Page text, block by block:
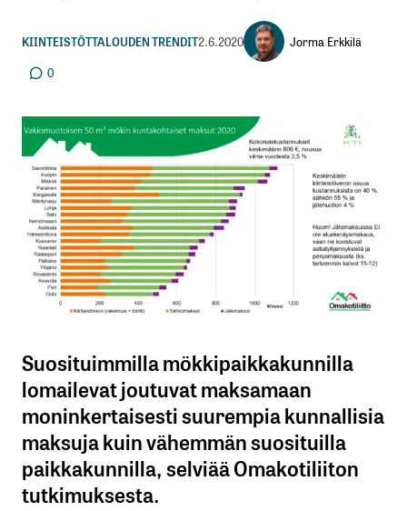
KIINTEISTÖTTALOUDEN TRENDIT2.6.2020
Jorma Erkkilä
0
Suosituimmilla mökkipaikkakunnilla
lomailevat joutuvat maksamaan
moninkertaisesti suurempia kunnallisia
maksuja kuin vähemmän suosituilla
paikkakunnilla, selviää Omakotiliiton
tutkimuksesta.